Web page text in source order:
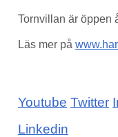
Tornvillan är öppen
Läs mer på
Youtube Twitter
Linkedin